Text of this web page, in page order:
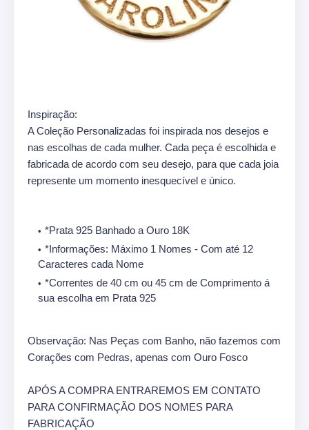
Inspiração:
A Coleção Personalizadas foi inspirada nos desejos e
nas escolhas de cada mulher. Cada peça é escolhida e
fabricada de acordo com seu desejo, para que cada joia
represente um momento inesquecível e único.
*Prata 925 Banhado a Ouro 18K
*Informações: Máximo 1 Nomes - Com até 12
Caracteres cada Nome
*Correntes de 40 cm ou 45 cm de Comprimento á
sua escolha em Prata 925
Observação: Nas Peças com Banho, não fazemos com
Corações com Pedras, apenas com Ouro Fosco
APÓS A COMPRA ENTRAREMOS EM CONTATO
PARA CONFIRMAÇÃO DOS NOMES PARA
FABRICAÇÃO